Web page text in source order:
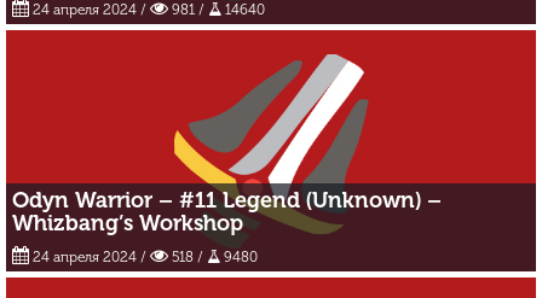
24 апреля 2024 / 981 / 14640
Odyn Warrior – #11 Legend (Unknown) –
Whizbang’s Workshop
24 апреля 2024 / 518 / 9480